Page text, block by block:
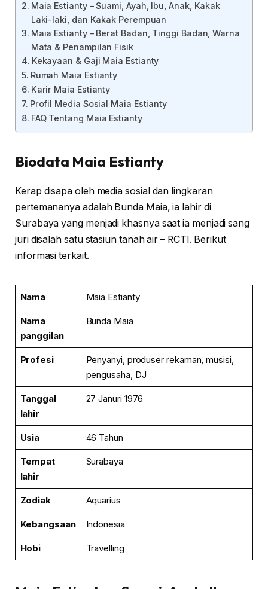
Maia Estianty – Suami, Ayah, Ibu, Anak, Kakak
Laki-laki, dan Kakak Perempuan
Maia Estianty – Berat Badan, Tinggi Badan, Warna
Mata & Penampilan Fisik
Kekayaan & Gaji Maia Estianty
Rumah Maia Estianty
Karir Maia Estianty
Profil Media Sosial Maia Estianty
FAQ Tentang Maia Estianty
Biodata Maia Estianty
Kerap disapa oleh media sosial dan lingkaran
pertemananya adalah Bunda Maia, ia lahir di
Surabaya yang menjadi khasnya saat ia menjadi sang
juri disalah satu stasiun tanah air – RCTI. Berikut
informasi terkait.
Nama Maia Estianty
Nama
panggilan
Bunda Maia
Profesi
Penyanyi, produser rekaman, musisi,
pengusaha, DJ
Tanggal
lahir
27 Januri 1976
Usia 46 Tahun
Tempat
lahir
Surabaya
Zodiak Aquarius
Kebangsaan Indonesia
Hobi Travelling